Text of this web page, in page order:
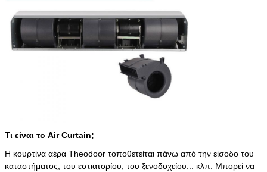
Τι είναι το Air Curtain;
Η κουρτίνα αέρα Theodoor τοποθετείται πάνω από την είσοδο του
καταστήματος, του εστιατορίου, του ξενοδοχείου... κλπ. Μπορεί να